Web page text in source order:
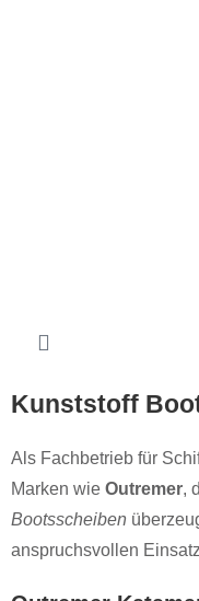
Kunststoff
Als Fachbetrieb für
Marken wie Outremer,
Bootsscheiben
anspruchsvollen